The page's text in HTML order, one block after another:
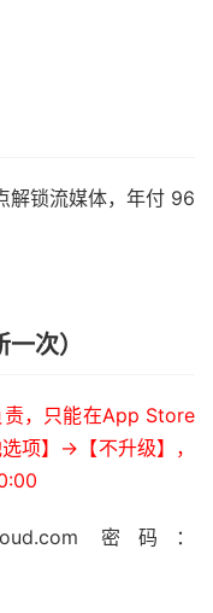
解锁流媒体，年付 96
次）
责，只能在App Store
项】->【不升级】，
密码：